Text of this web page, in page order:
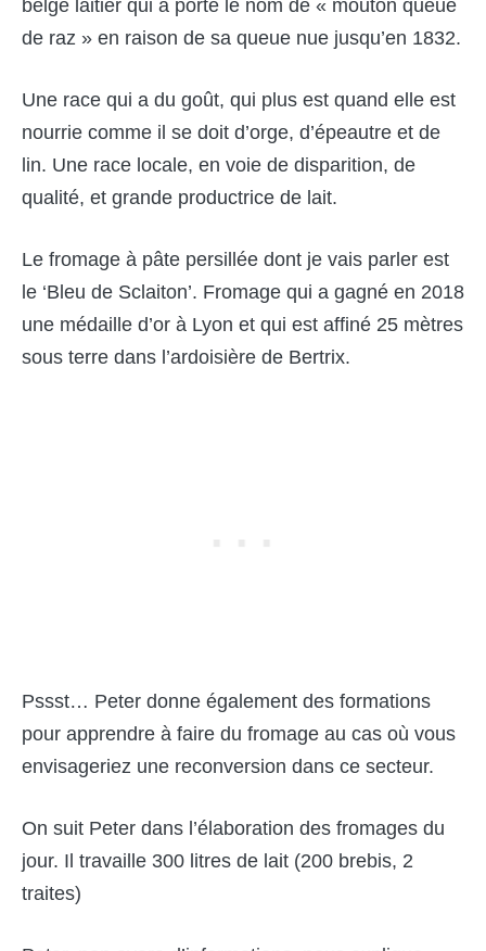
belge laitier qui a porté le nom de « mouton queue
de raz » en raison de sa queue nue jusqu’en 1832.
Une race qui a du goût, qui plus est quand elle est
nourrie comme il se doit d’orge, d’épeautre et de
lin. Une race locale, en voie de disparition, de
qualité, et grande productrice de lait.
Le fromage à pâte persillée dont je vais parler est
le ‘Bleu de Sclaiton’. Fromage qui a gagné en 2018
une médaille d’or à Lyon et qui est affiné 25 mètres
sous terre dans l’ardoisière de Bertrix.
Pssst… Peter donne également des formations
pour apprendre à faire du fromage au cas où vous
envisageriez une reconversion dans ce secteur.
On suit Peter dans l’élaboration des fromages du
jour. Il travaille 300 litres de lait (200 brebis, 2
traites)